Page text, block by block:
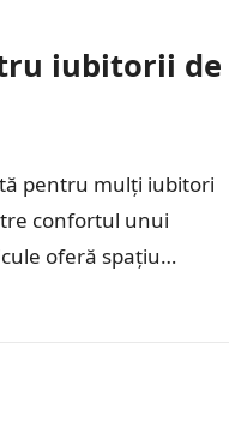
iubitorii de
pentru mulți iubitori
confortul unui
oferă spațiu